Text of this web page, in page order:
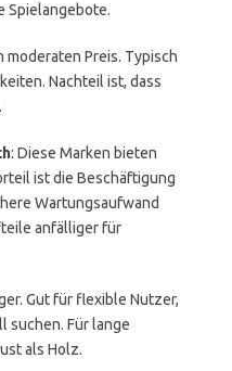
Spielangebote.
moderaten Preis. Typisch
Nachteil ist, dass
: Diese Marken bieten
ist die Beschäftigung
Wartungsaufwand
anfälliger für
Gut für flexible Nutzer,
suchen. Für lange
als Holz.